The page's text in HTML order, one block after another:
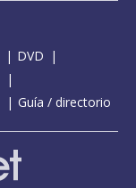
DVD
Guía / directorio